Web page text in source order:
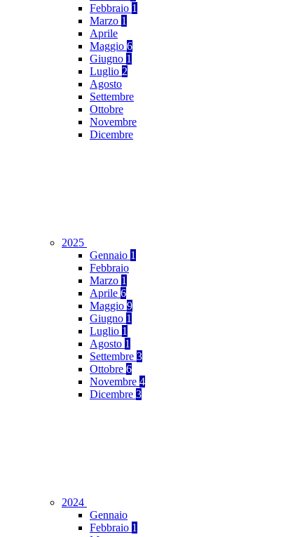
Febbraio 1
Marzo 1
Aprile
Maggio 6
Giugno 1
Luglio 2
Agosto
Settembre
Ottobre
Novembre
Dicembre
2025
Gennaio 1
Febbraio
Marzo 1
Aprile 6
Maggio 9
Giugno 1
Luglio 1
Agosto 1
Settembre 3
Ottobre 6
Novembre 4
Dicembre 3
2024
Gennaio
Febbraio 1